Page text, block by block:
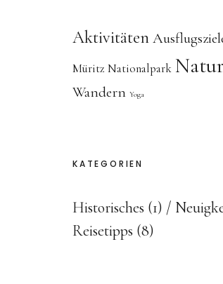
Aktivitäten
Müritz Nationalpark Natur
Wandern Yoga
KATEGORIEN
Historisches (1)
Reisetipps (8)